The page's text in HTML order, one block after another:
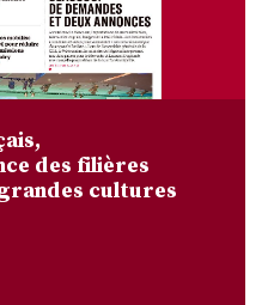
des filières
cultures